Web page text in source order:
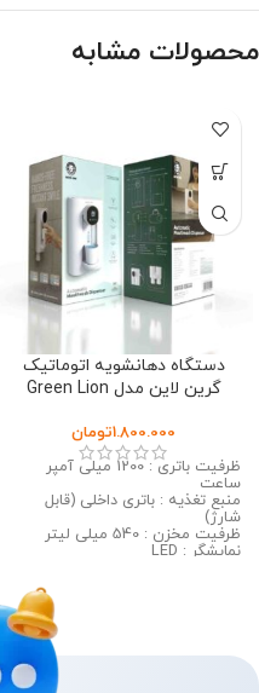
محصولات مشابه
دستگاه دهانشویه اتوماتیک
گرین لاین مدل Green Lion
Dispenser
1.800.000تومان
ظرفیت باتری : 1200 میلی آمپر
ساعت
منبع تغذیه : باتری داخلی (قابل
شارژ)
ظرفیت مخزن : 540 میلی لیتر
نمایشگر : LED